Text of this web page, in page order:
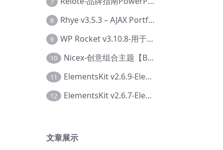
8 Rhye v3.5.3 – AJAX Portfolio WordPress 主题【Bi-0049】
9 WP Rocket v3.10.8-用于wordpress速度优化的缓存加速插件【Cd-0019】
10 Nicex-创意组合主题【Be-0092】
11 ElementsKit v2.6.9-Elementor插件【Ab-0161】
12 ElementsKit v2.6.7-Elementor插件【Ab-0162】
文章展示